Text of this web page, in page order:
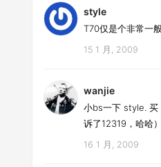
style
T70仅是个非常一
15 1 月, 2009
wanjie
小bs一下 style. 买
诉了12319，哈哈）
16 1 月, 2009